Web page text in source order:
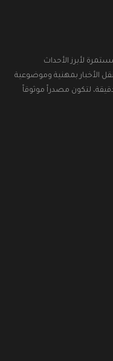
لأبرز الأحداث
الأخبار بمهنية وموضوعية
لتكون مصدراً موثوقاً